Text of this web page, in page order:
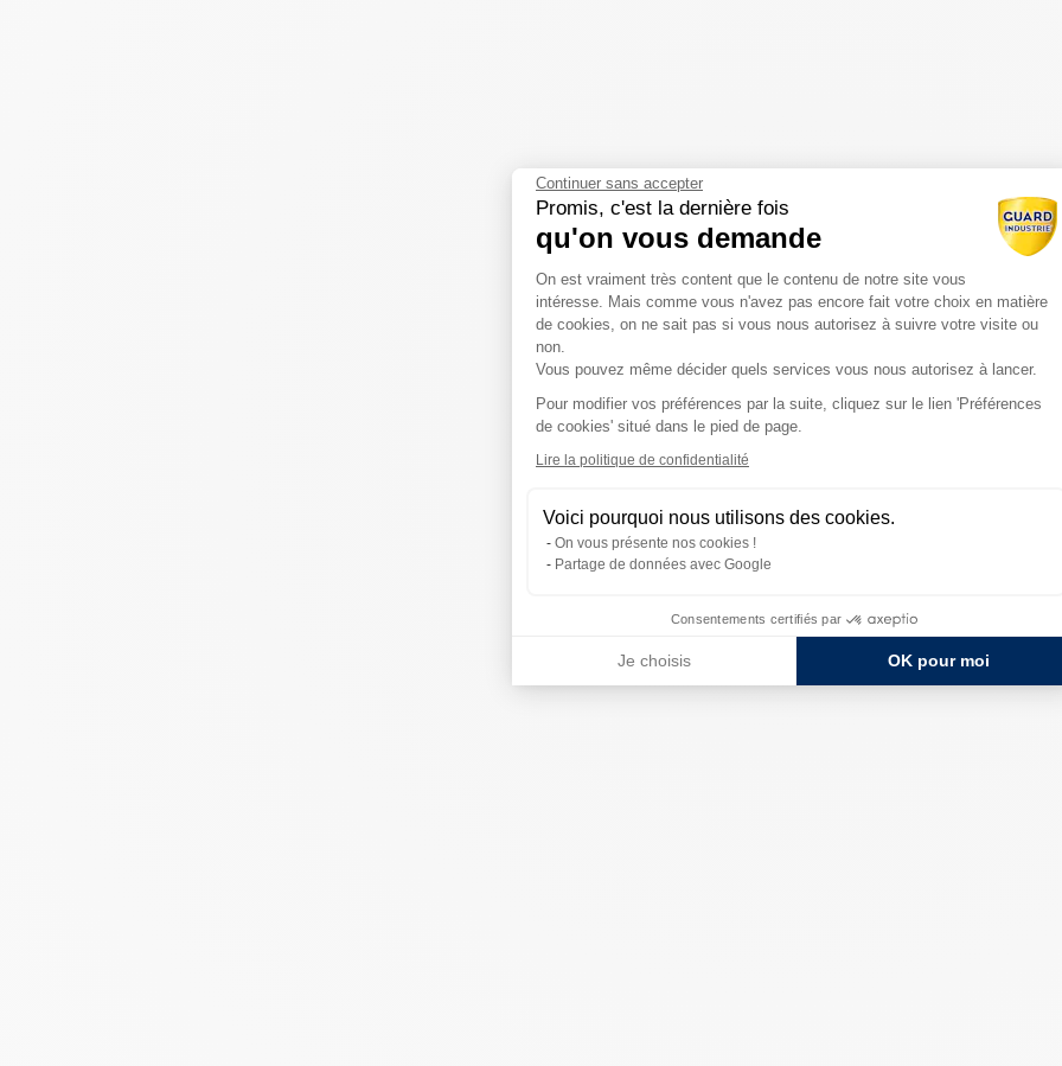
Continuer sans accepter
Promis, c'est la dernière fois
qu'on vous demande
Plateforme de Gestion du
On est vraiment très content que le contenu de notre site vous
intéresse. Mais comme vous n'avez pas encore fait votre choix en matière
de cookies, on ne sait pas si vous nous autorisez à suivre votre visite ou
non.
Vous pouvez même décider quels services vous nous autorisez à lancer.
Pour modifier vos préférences par la suite, cliquez sur le lien 'Préférences
de cookies' situé dans le pied de page.
Lire la politique de confidentialité
Voici pourquoi nous utilisons des cookies.
On vous présente nos cookies !
Partage de données avec Google
Consentements certifiés par
Je choisis OK pour moi
Axeptio consent